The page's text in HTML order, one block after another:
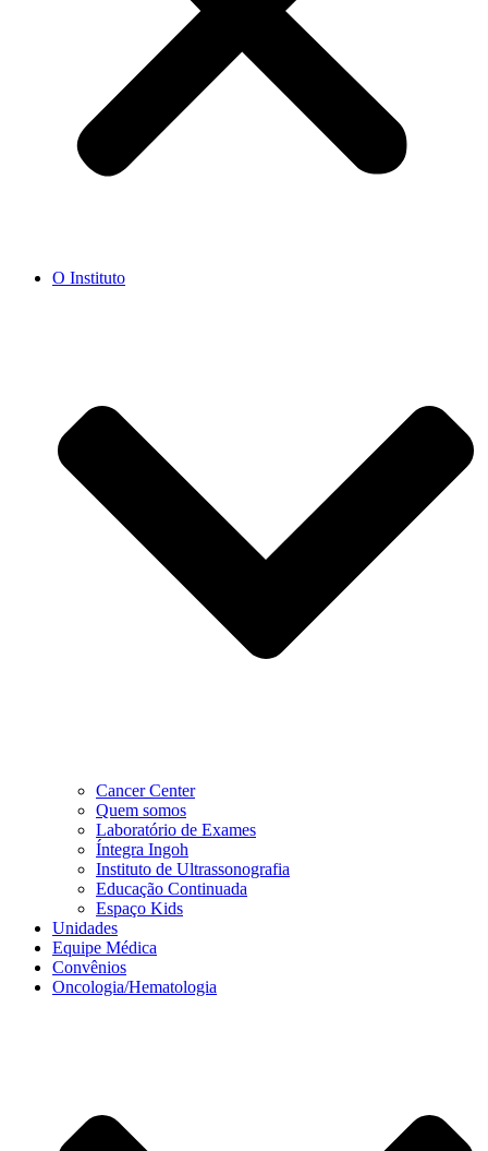
O Instituto
Cancer Center
Quem somos
Laboratório de Exames
Íntegra Ingoh
Instituto de Ultrassonografia
Educação Continuada
Espaço Kids
Unidades
Equipe Médica
Convênios
Oncologia/Hematologia